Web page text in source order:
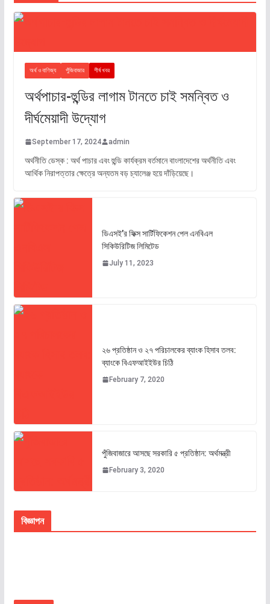
অর্থ ও বাণিজ্য পুঁজিবাজার শীর্ষ খবর
অর্থপাচার-হুন্ডির লাগাম টানতে চাই সমন্বিত ও
দীর্ঘমেয়াদী উদ্যোগ
September 17, 2024 admin
অর্থনীতি ডেস্ক : অর্থ পাচার এবং হুন্ডি কার্যক্রম বর্তমানে বাংলাদেশের অর্থনীতি এবং
আর্থিক নিরাপত্তার ক্ষেত্রে অন্যতম বড় চ্যালেঞ্জ হয়ে দাঁড়িয়েছে।
ডিএসই’র ফিক্স সার্টিফিকেশন পেল এনবিএল
সিকিউরিটিজ লিমিটেড
July 11, 2023
২৬ প্রতিষ্ঠান ও ২৭ পরিচালকের ব্যাংক হিসাব তলব:
ব্যাংকে বিএফআইইউর চিঠি
February 7, 2020
পুঁজিবাজারে আসছে সরকারি ৫ প্রতিষ্ঠান: অর্থমন্ত্রী
February 3, 2020
বিজ্ঞাপন